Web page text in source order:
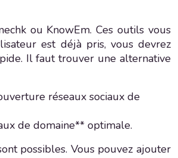
ou KnowEm. Ces outils vous
est déjà pris, vous devrez
Il faut trouver une alternative
réseaux sociaux de
de domaine** optimale.
possibles. Vous pouvez ajouter